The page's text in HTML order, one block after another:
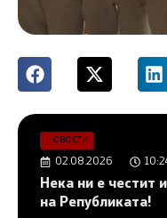
НОВОСТИ
02.08.2026
Нека ни е честит
на Републиката!